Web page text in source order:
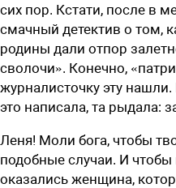
сих пор. Кстати, после в
смачный детектив о том,
родины дали отпор
сволочи». Конечно,
журналисточку эту
это написала, та рыдала:
Леня! Моли бога, чтобы
подобные случаи. И
оказались женщина,